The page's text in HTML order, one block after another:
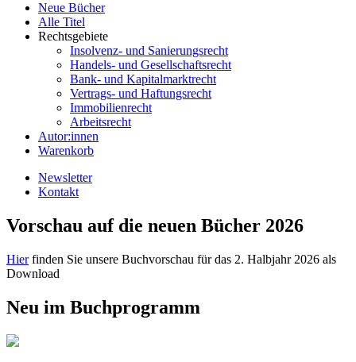
Neue Bücher
Alle Titel
Rechtsgebiete
Insolvenz- und Sanierungsrecht
Handels- und Gesellschaftsrecht
Bank- und Kapitalmarktrecht
Vertrags- und Haftungsrecht
Immobilienrecht
Arbeitsrecht
Autor:innen
Warenkorb
Newsletter
Kontakt
Vorschau auf die neuen Bücher 2026
Hierfinden Sie unsere Buchvorschau für das 2. Halbjahr 2026 als
Download
Neu im Buchprogramm